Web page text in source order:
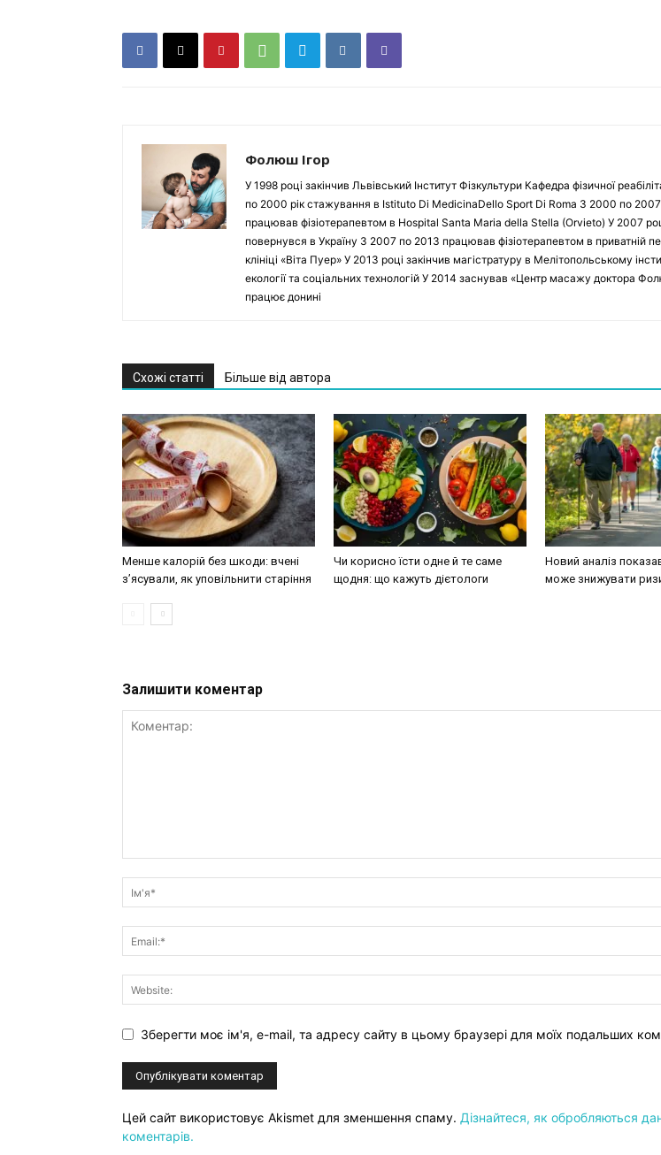
Фолюш Ігор
У 1998 році закінчив Львівський Інститут Фізкультури Кафедра фізичної
по 2000 рік стажування в Istituto Di MedicinaDello Sport Di Roma З 2000 по 2007
працював фізіотерапевтом в Hospital Santa Maria della Stella (Orvieto) У 2007
повернувся в Україну З 2007 по 2013 працював фізіотерапевтом в приватній
клініці «Віта Пуер» У 2013 році закінчив магістратуру в Мелітопольському
екології та соціальних технологій У 2014 заснував «Центр масажу доктора
працює донині
Схожі статті Більше від автора
Менше калорій без шкоди: вчені
з’ясували, як уповільнити старіння
Чи корисно їсти одне й те саме
щодня: що кажуть дієтологи
Новий аналіз
може знижувати
Залишити коментар
Зберегти моє ім'я, e-mail, та адресу сайту в цьому браузері для моїх подальших
Цей сайт використовує Akismet для зменшення спаму. Дізнайтеся, як обробляються
коментарів.